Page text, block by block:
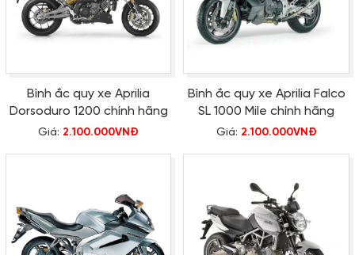
Bình ắc quy xe Aprilia
Dorsoduro 1200 chính hãng
Giá: 2.100.000VNĐ
Bình ắc quy xe Aprilia Falco
SL 1000 Mile chính hãng
Giá: 2.100.000VNĐ